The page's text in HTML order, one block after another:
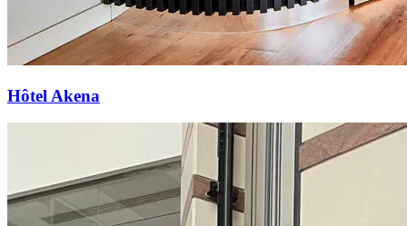
Hôtel Akena